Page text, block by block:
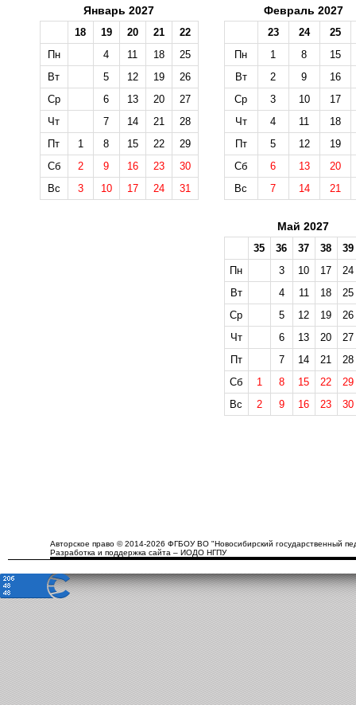
Январь 2027
18 19 20 21
22
Пн
4 11 18
25
Вт
5 12 19
26
Ср
6 13 20
27
Чт
7 14 21
28
Пт
1 8 15 22
29
Сб
2 9 16 23
30
Вс
3 10 17 24 31
Февраль 2027
23 24
25
Пн
1 8
15
Вт
2 9
16
Ср
3 10
17
Чт
4 11
18
Пт
5 12
19
Сб
6 13
20
Вс
7 14 21
Май 2027
35 36 37 38
39
Пн
3 10 17
24
Вт
4 11 18
25
Ср
5 12 19
26
Чт
6 13 20
27
Пт
7 14 21
28
Сб
1 8 15 22
29
Вс
2 9 16 23 30
Авторское право © 2014-2026 ФГБОУ ВО "Новосибирский государственный
Разработка и поддержка сайта – ИОДО НГПУ